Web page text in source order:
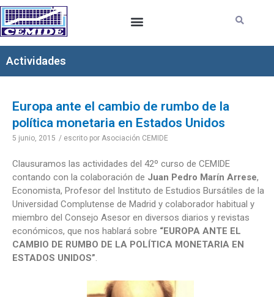
Ir
al
contenido
Actividades
Europa ante el cambio de rumbo de la
política monetaria en Estados Unidos
5 junio, 2015 / escrito por Asociación CEMIDE
Clausuramos las actividades del 42º curso de CEMIDE
contando con la colaboración de Juan Pedro Marín Arrese,
Economista, Profesor del Instituto de Estudios Bursátiles de la
Universidad Complutense de Madrid y colaborador habitual y
miembro del Consejo Asesor en diversos diarios y revistas
económicos, que nos hablará sobre “EUROPA ANTE EL
CAMBIO DE RUMBO DE LA POLÍTICA MONETARIA EN
ESTADOS UNIDOS”.